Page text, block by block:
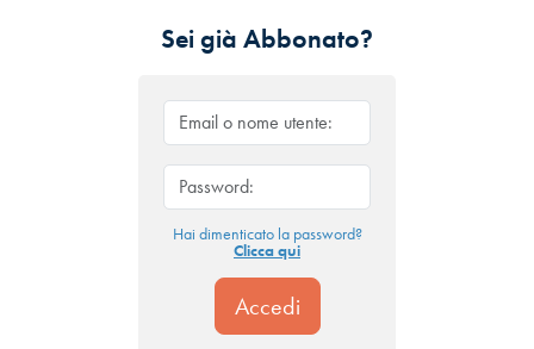
Sei già Abbonato?
Hai dimenticato la password?
Clicca qui